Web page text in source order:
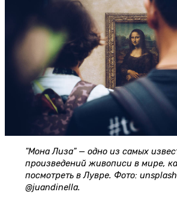
"Мона Лиза" — одно из самых
произведений живописи в мире,
посмотреть в Лувре. Фото:
@juandinella.